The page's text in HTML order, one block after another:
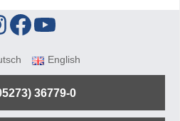
English
36779-0